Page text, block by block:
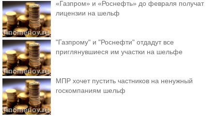
«Газпром» и «Роснефть» до февраля получат
лицензии на шельф
"Газпрому" и "Роснефти" отдадут все
приглянувшиеся им участки на шельфе
МПР хочет пустить частников на ненужный
госкомпаниям шельф